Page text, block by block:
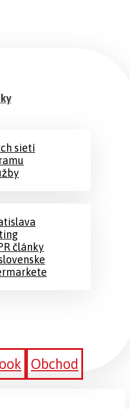
sietí
články
Obchod